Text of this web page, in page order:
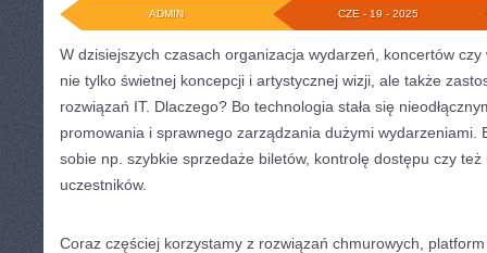
CZE - 19 - 2025
ADMIN
W dzisiejszych czasach organizacja wydarzeń, koncertów
nie tylko świetnej koncepcji i artystycznej wizji, ale także
rozwiązań IT. Dlaczego? Bo technologia stała się
promowania i sprawnego zarządzania dużymi wydarzeniami.
sobie np. szybkie sprzedaże biletów, kontrolę dostępu czy
uczestników.
Coraz częściej korzystamy z rozwiązań chmurowych,